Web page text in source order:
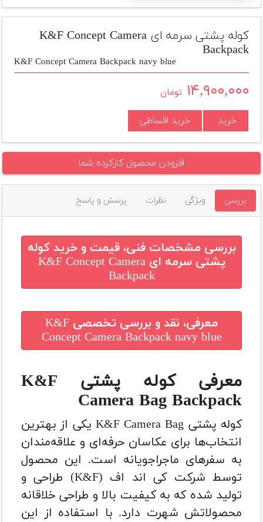
تجهیزات
مکث
پلاس
افزودن
دست
دوم
لیست
قیمت
بله
کوله پشتی سرمه ای K&F Concept Camera
Backpack
K&F Concept Camera Backpack navy blue
۱۴,۹۰۰,۰۰۰ تومان
خرید خرید اقساطی
افزودن محصول کارکرده شما
بررسی ویژگی نظرات پرسش و پاسخ
بررسی مشخصات فنی، قیمت و خریدکوله
پشتی سرمه ای K&F Concept Camera
Backpack
معرفی، نقد و بررسی تخصصی K&F
Concept Camera Backpack navy blue
معرفی کوله پشتی K&F
Camera Bag Backpack
کوله پشتی K&F Camera Bag یکی از بهترین
انتخاب‌ها برای عکاسان حرفه‌ای و علاقه‌مندان
به سفرهای ماجراجویانه است. این محصول
توسط شرکت کی‌ اند اف (K&F) طراحی و
تولید شده که به کیفیت بالا و طراحی خلاقانه
محصولاتش شهرت دارد. با استفاده از این